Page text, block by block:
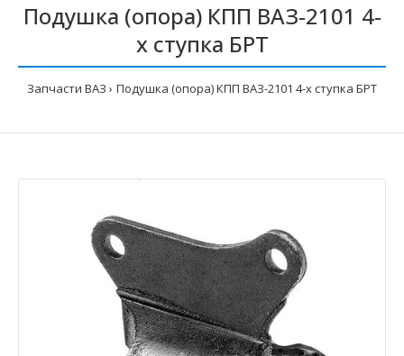
Подушка (опора) КПП ВАЗ-2101 4-
х ступка БРТ
Запчасти ВАЗ Подушка (опора) КПП ВАЗ-2101 4-х ступка БРТ